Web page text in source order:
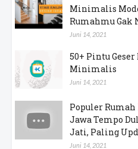
Terbaru Desain
Minimalis
Rumahmu Gak
50+ Pintu
Minimalis
Populer
Jawa Tempo
Jati, Paling